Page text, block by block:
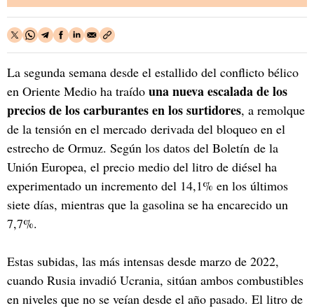
La segunda semana desde el estallido del conflicto bélico
en Oriente Medio ha traído una nueva escalada de los
precios de los carburantes en los surtidores, a remolque
de la tensión en el mercado derivada del bloqueo en el
estrecho de Ormuz. Según los datos del Boletín de la
Unión Europea, el precio medio del litro de diésel ha
experimentado un incremento del 14,1% en los últimos
siete días, mientras que la gasolina se ha encarecido un
7,7%.
Estas subidas, las más intensas desde marzo de 2022,
cuando Rusia invadió Ucrania, sitúan ambos combustibles
en niveles que no se veían desde el año pasado. El litro de